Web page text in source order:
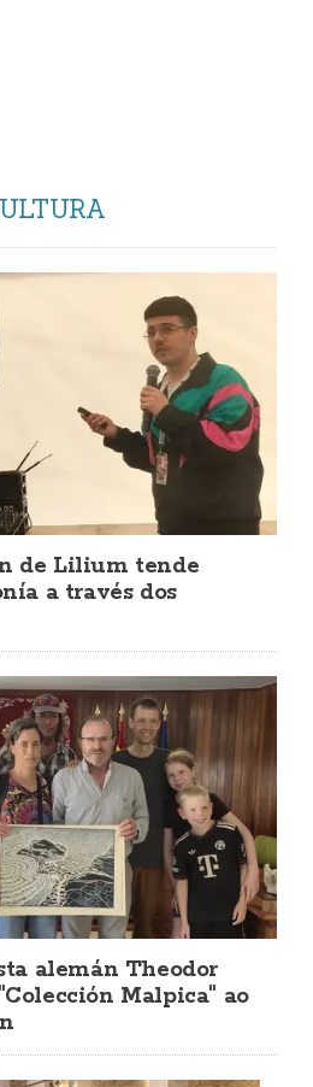
de Lilium tende
a través dos
alemán Theodor
Malpica" ao